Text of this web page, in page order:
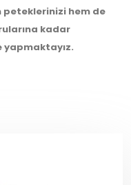
peteklerinizi hem de
kadar